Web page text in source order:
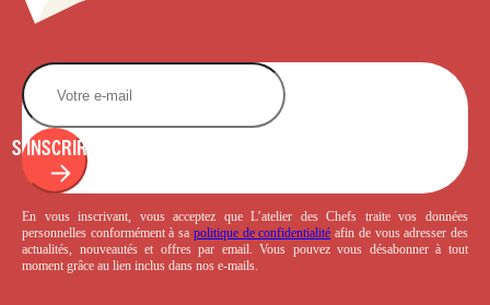
S'INSCRIRE
En vous inscrivant, vous acceptez que L’atelier des Chefs traite vos données
personnelles conformément à sa politique de confidentialité afin de vous adresser des
actualités, nouveautés et offres par email. Vous pouvez vous désabonner à tout
moment grâce au lien inclus dans nos e-mails.